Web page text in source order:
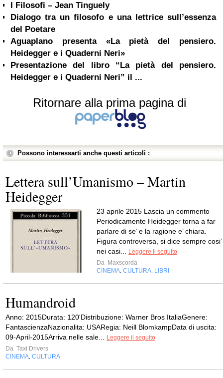
I Filosofi – Jean Tinguely
Dialogo tra un filosofo e una lettrice sull’essenza
del Poetare
Aguaplano presenta «La pietà del pensiero.
Heidegger e i Quaderni Neri»
Presentazione del libro “La pietà del pensiero.
Heidegger e i Quaderni Neri” il ...
Ritornare alla prima pagina di
Possono interessarti anche questi articoli :
Lettera sull’Umanismo – Martin
Heidegger
23 aprile 2015 Lascia un commento
Periodicamente Heidegger torna a far
parlare di se’ e la ragione e’ chiara.
Figura controversa, si dice sempre cosi’
nei casi...
Leggere il seguito
Da Maxscorda
CINEMA CULTURA LIBRI
Humandroid
Anno: 2015Durata: 120'Distribuzione: Warner Bros ItaliaGenere:
FantascienzaNazionalita: USARegia: Neill BlomkampData di uscita:
09-April-2015Arriva nelle sale...
Leggere il seguito
Da Taxi Drivers
CINEMA CULTURA